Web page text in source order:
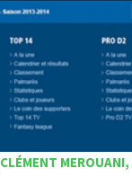
CLÉMENT